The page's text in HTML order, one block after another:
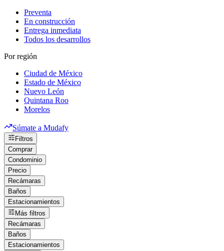
Preventa
En construcción
Entrega inmediata
Todos los desarrollos
Por región
Ciudad de México
Estado de México
Nuevo León
Quintana Roo
Morelos
Súmate a Mudafy
Filtros
Comprar
Condominio
Precio
Recámaras
Baños
Estacionamientos
Más filtros
Recámaras
Baños
Estacionamientos